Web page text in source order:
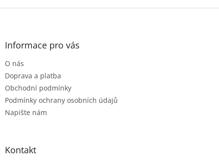
Z
Informace pro vás
O nás
Doprava a platba
Obchodní podmínky
Podmínky ochrany osobních údajů
Napište nám
Kontakt